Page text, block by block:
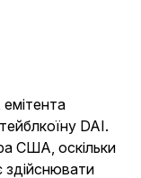
DAI.
США, оскільки
здійснювати